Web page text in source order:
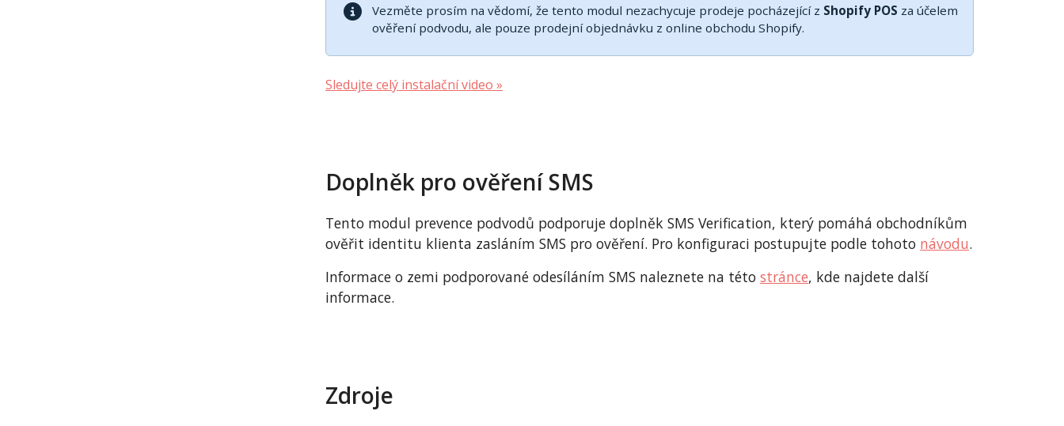
Vezměte prosím na vědomí, že tento modul nezachycuje prodeje pocházející z Shopify POS za účelem
ověření podvodu, ale pouze prodejní objednávku z online obchodu Shopify.
Sledujte celý instalační video »
Doplněk pro ověření SMS
Tento modul prevence podvodů podporuje doplněk SMS Verification, který pomáhá obchodníkům
ověřit identitu klienta zasláním SMS pro ověření. Pro konfiguraci postupujte podle tohoto návodu.
Informace o zemi podporované odesíláním SMS naleznete na této stránce, kde najdete další
informace.
Zdroje